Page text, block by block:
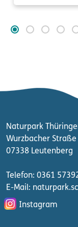
Naturpark
Wurzbacher Straße
07338 Leutenberg
Telefon: 0361
E-Mail:
Instagram